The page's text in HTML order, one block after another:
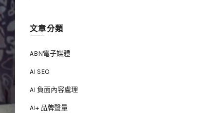
文章分類
ABN電子媒體
AI SEO
AI 負面內容處理
AI+ 品牌聲量